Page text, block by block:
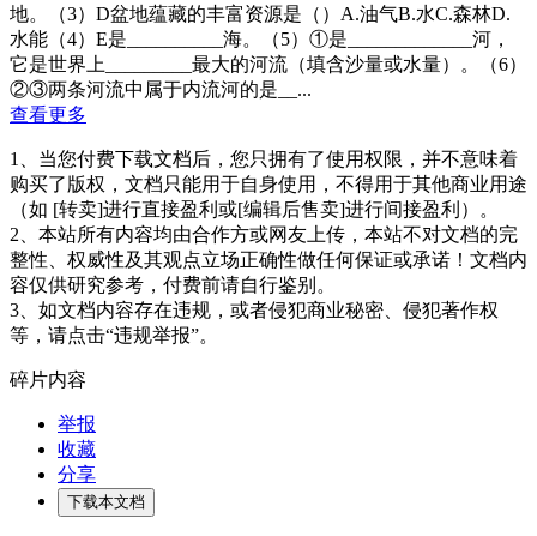
地。（3）D盆地蕴藏的丰富资源是（）A.油气B.水C.森林D.
水能（4）E是__________海。（5）①是_____________河，
它是世界上_________最大的河流（填含沙量或水量）。（6）
②③两条河流中属于内流河的是__...
查看更多
1、当您付费下载文档后，您只拥有了使用权限，并不意味着
购买了版权，文档只能用于自身使用，不得用于其他商业用途
（如 [转卖]进行直接盈利或[编辑后售卖]进行间接盈利）。
2、本站所有内容均由合作方或网友上传，本站不对文档的完
整性、权威性及其观点立场正确性做任何保证或承诺！文档内
容仅供研究参考，付费前请自行鉴别。
3、如文档内容存在违规，或者侵犯商业秘密、侵犯著作权
等，请点击“违规举报”。
碎片内容
举报
收藏
分享
下载本文档